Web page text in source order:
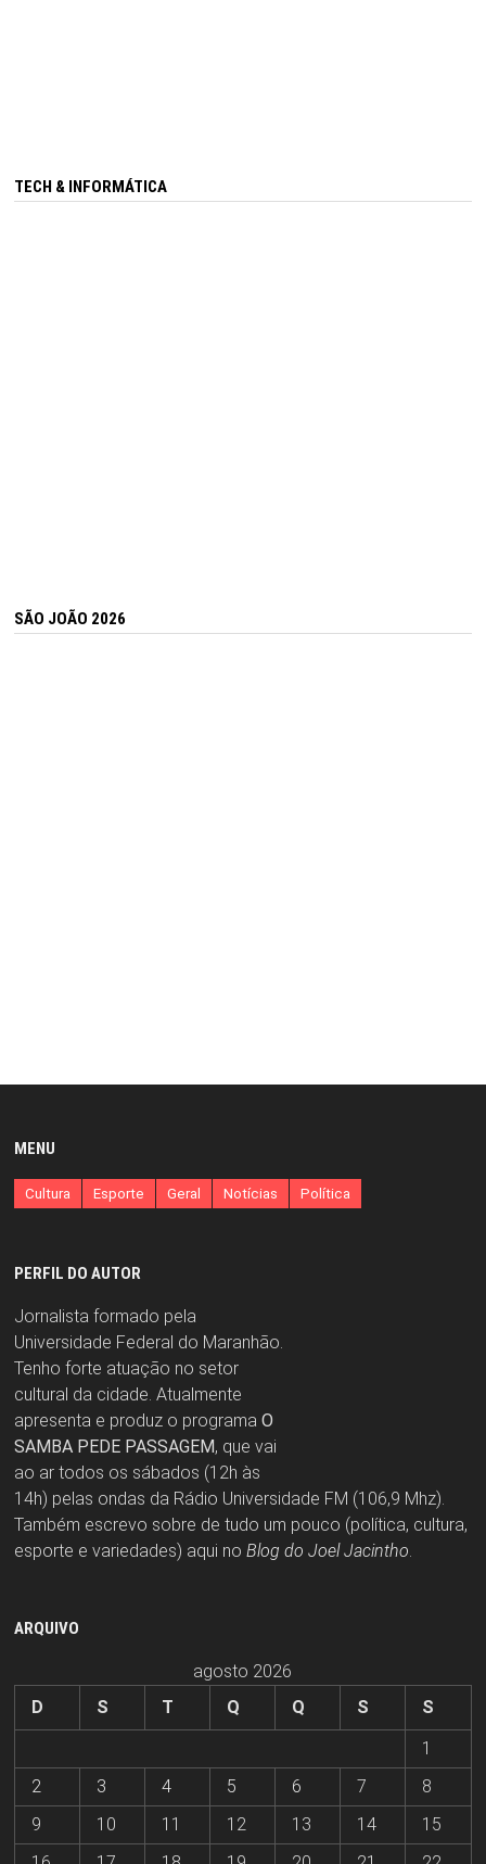
TECH & INFORMÁTICA
SÃO JOÃO 2026
MENU
Cultura Esporte Geral Notícias Política
PERFIL DO AUTOR
Jornalista formado pela
Universidade Federal do Maranhão.
Tenho forte atuação no setor
cultural da cidade. Atualmente
apresenta e produz o programa O
SAMBA PEDE PASSAGEM, que vai
ao ar todos os sábados (12h às
14h) pelas ondas da Rádio Universidade FM (106,9 Mhz).
Também escrevo sobre de tudo um pouco (política, cultura,
esporte e variedades) aqui no Blog do Joel Jacintho
ARQUIVO
agosto 2026
D
S T Q Q S
S
1
2
3 4 5 6 7
8
9
10 11 12 13 14
15